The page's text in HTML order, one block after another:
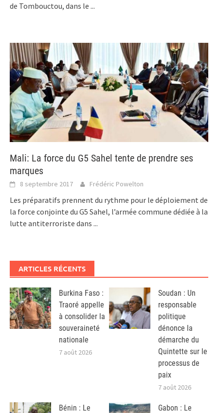
de Tombouctou, dans le ...
Mali: La force du G5 Sahel tente de prendre ses
marques
8 septembre 2017 Frédéric Powelton
Les préparatifs prennent du rythme pour le déploiement de
la force conjointe du G5 Sahel, l’armée commune dédiée à la
lutte antiterroriste dans ...
ARTICLES RÉCENTS
Burkina Faso :
Traoré appelle
à consolider la
souveraineté
nationale
7 août 2026
Soudan : Un
responsable
politique
dénonce la
démarche du
Quintette sur le
processus de
paix
7 août 2026
Bénin : Le
Gabon : Le